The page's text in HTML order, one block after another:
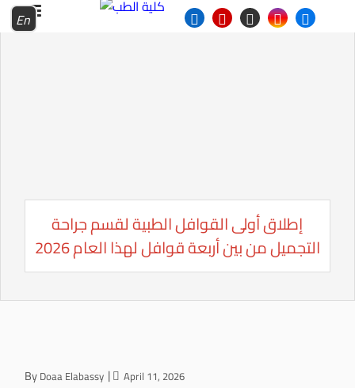
En
إطلاق أولى القوافل الطبية لقسم جراحة
التجميل من بين أربعة قوافل لهذا العام 2026
ByDoaa Elabassy April 11, 2026